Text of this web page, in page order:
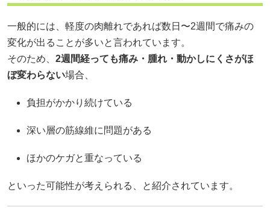
一般的には、軽度の肉離れであれば数日〜2週間で痛みの
変化が出ることが多いと言われています。
そのため、 2週間経っても痛み・腫れ・動かしにくさがほ
ぼ変わらない場合、
負担がかかり続けている
深い層の筋線維に問題がある
ほかのケガと重なっている
といった可能性が考えられる、と紹介されています。